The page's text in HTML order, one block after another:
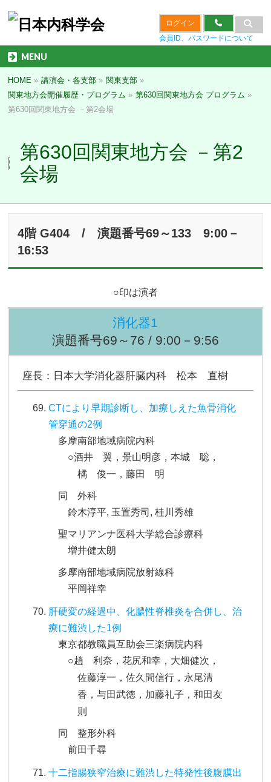
ログイン
会員ID、パスワードについて
MENU
HOME » 講演会・各支部 » 関東支部 »
関東地方会開催履歴・プログラム » 第630回関東地方会 プログラム »
第630回関東地方会 －第2会場
第630回関東地方会 －第2
会場
4階 G404 / 演題番号69～133 9:00－
16:53
○印は演者
消化器1
演題番号69～76 / 9:00－9:56
座長：日本大学消化器肝臓内科 松本 直樹
CTにより早期診断し、加療しえた魚骨消化
管穿通の2例
多摩南部地域病院内科
○酒井 翼，景山明彦，本城 聡，
橘 俊一，藤田 明
同 外科
鈴木淳平, 玉置秀司, 桂川秀雄
聖マリアンナ医科大学総合診療科
増井健太朗
多摩南部地域病院放射線科
平岡祥幸
肝硬変の経過中、化膿性脊椎炎を合併し、治
療に難渋した1例
東京都教職員互助会三楽病院内科
○趙 利奈，花尻和幸，大畑健次，
佐藤淳一，佐久間信行，永尾清
香，与田武徳，加藤礼子，和田友
則
同 整形外科
前田千尋
十二指腸狭窄治療に難渋した特発性後腹膜出